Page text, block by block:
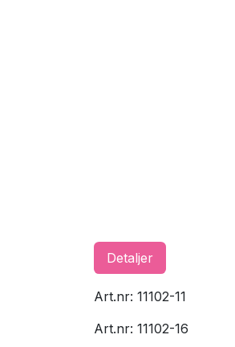
Detaljer
Art.nr: 11102-11
Art.nr: 11102-16